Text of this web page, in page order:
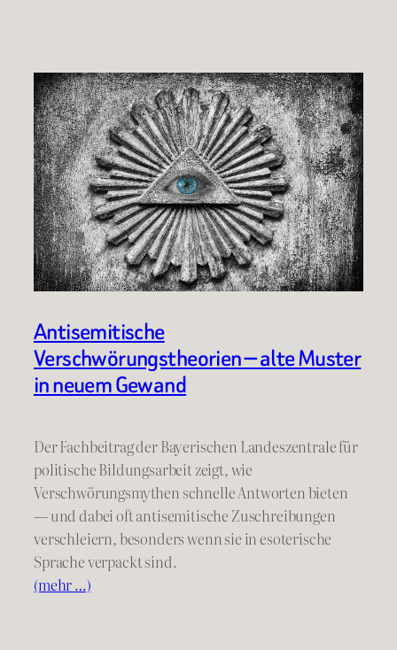
Antisemitische
Verschwörungstheorien — alte Muster
in neuem Gewand
Der Fachbeitrag der Bayerischen Landeszentrale für
politische Bildungsarbeit zeigt, wie
Verschwörungsmythen schnelle Antworten bieten
— und dabei oft antisemitische Zuschreibungen
verschleiern, besonders wenn sie in esoterische
Sprache verpackt sind.
(mehr …)